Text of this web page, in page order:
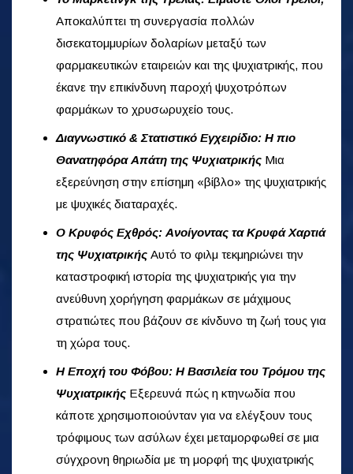
Αποκαλύπτει τη συνεργασία πολλών
δισεκατομμυρίων δολαρίων μεταξύ των
φαρμακευτικών εταιρειών και της ψυχιατρικής, που
έκανε την επικίνδυνη παροχή ψυχοτρόπων
φαρμάκων το χρυσωρυχείο τους.
Διαγνωστικό & Στατιστικό Εγχειρίδιο: Η πιο
Θανατηφόρα Απάτη της Ψυχιατρικής Μια
εξερεύνηση στην επίσημη «βίβλο» της ψυχιατρικής
με ψυχικές διαταραχές.
Ο Κρυφός Εχθρός: Ανοίγοντας τα Κρυφά Χαρτιά
της Ψυχιατρικής Αυτό το φιλμ τεκμηριώνει την
καταστροφική ιστορία της ψυχιατρικής για την
ανεύθυνη χορήγηση φαρμάκων σε μάχιμους
στρατιώτες που βάζουν σε κίνδυνο τη ζωή τους για
τη χώρα τους.
Η Εποχή του Φόβου: Η Βασιλεία του Τρόμου της
Ψυχιατρικής Εξερευνά πώς η κτηνωδία που
κάποτε χρησιμοποιούνταν για να ελέγξουν τους
τρόφιμους των ασύλων έχει μεταμορφωθεί σε μια
σύγχρονη θηριωδία με τη μορφή της ψυχιατρικής